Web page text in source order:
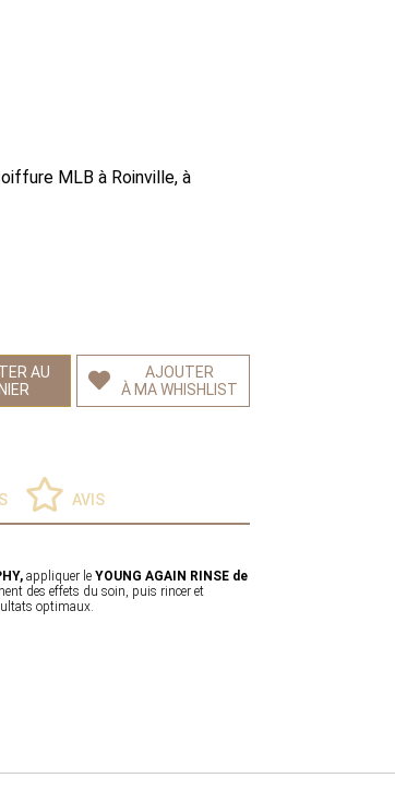
MLB à Roinville, à
AU
AJOUTER
À MA WHISHLIST
AVIS
appliquer le YOUNG AGAIN RINSE de
des effets du soin, puis rincer et
optimaux.